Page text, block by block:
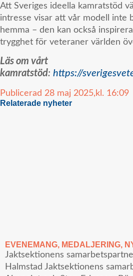
Att Sveriges ideella kamratstöd
intresse visar att vår modell inte
hemma – den kan också
trygghet för veteraner världen
Läs om vårt
kamratstöd: https://
Publicerad 28 maj 2025, kl. 16:09
Relaterade nyheter
EVENEMANG, MEDALJERING,
Jaktsektionens
Halmstad Jaktsektionens